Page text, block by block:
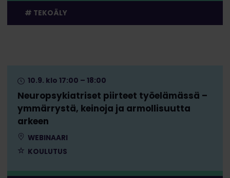
TEKOÄLY
Neuropsykiatriset piirteet työelämässä –
ymmärrystä, keinoja ja armollisuutta
arkeen
10.9. klo 17:00 – 18:00
WEBINAARI
KOULUTUS